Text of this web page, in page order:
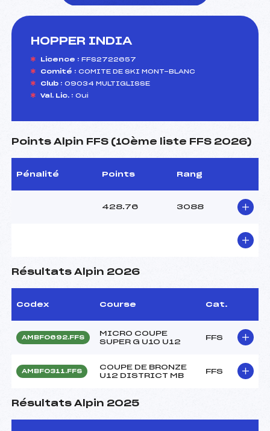
HOPPER INDIA
Licence : FFS2722657
Comité : COMITE DE SKI MONT-BLANC
Club : 09034 MULTIGLISSE
Val. Lic. : Oui
Points Alpin FFS (10ème liste FFS 2026)
Pénalité Points Rang
428.76 3088
Résultats Alpin 2026
Codex Course Cat.
AMBF0692.FFS
MICRO COUPE
SUPER G U10 U12
FFS
AMBF0311.FFS
COUPE DE BRONZE
U12 DISTRICT MB
FFS
Résultats Alpin 2025